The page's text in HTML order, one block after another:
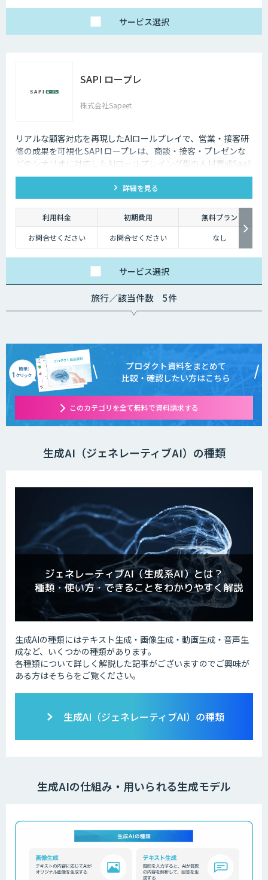
サービス選択
SAPI ロープレ
株式会社Sapeet
リアルな顧客対応を再現したAIロールプレイで、営業・接客研
修の成果を可視化 SAPI ロープレは、商談・接客・プレゼンな
どのシナリオに対応したAIロールプレイング型の人材育成SaaS
です。 AIアバターとの実践トレーニングと動画フィードバック
により、新人・中途スタッフの早期戦力化と教育の属人化解消
を支援します。
詳細を見る
利用料金 初期費用
無料プラン
お問合せください
お問合せください なし
サービス選択
旅行／該当件数 5件
プロダクト資料をまとめて
比較・確認したい方はこちら
このカテゴリを全て無料で資料請求する
生成AI（ジェネレーティブAI）の種類
生成AIの種類にはテキスト生成・画像生成・動画生成・音声生
成など、いくつかの種類があります。
各種類について詳しく解説した記事がございますのでご興味が
ある方はそちらをご覧ください。
生成AI（ジェネレーティブAI）の種類
生成AIの仕組み・用いられる生成モデル